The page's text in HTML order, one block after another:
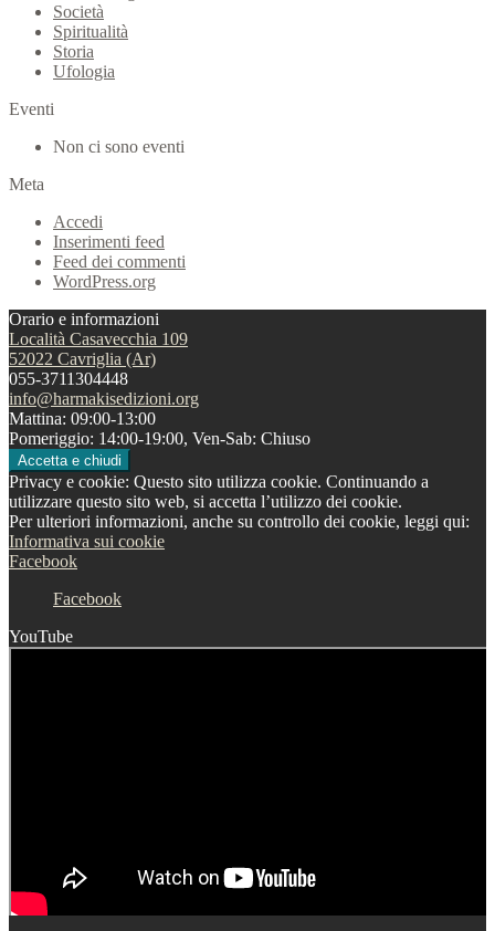
Società
Spiritualità
Storia
Ufologia
Eventi
Non ci sono eventi
Meta
Accedi
Inserimenti feed
Feed dei commenti
WordPress.org
Orario e informazioni
Località Casavecchia 109
52022 Cavriglia (Ar)
055-3711304448
info@harmakisedizioni.org
Mattina: 09:00-13:00
Pomeriggio: 14:00-19:00, Ven-Sab: Chiuso
Privacy e cookie: Questo sito utilizza cookie. Continuando a
utilizzare questo sito web, si accetta l’utilizzo dei cookie.
Per ulteriori informazioni, anche su controllo dei cookie, leggi qui:
Informativa sui cookie
Facebook
Facebook
YouTube